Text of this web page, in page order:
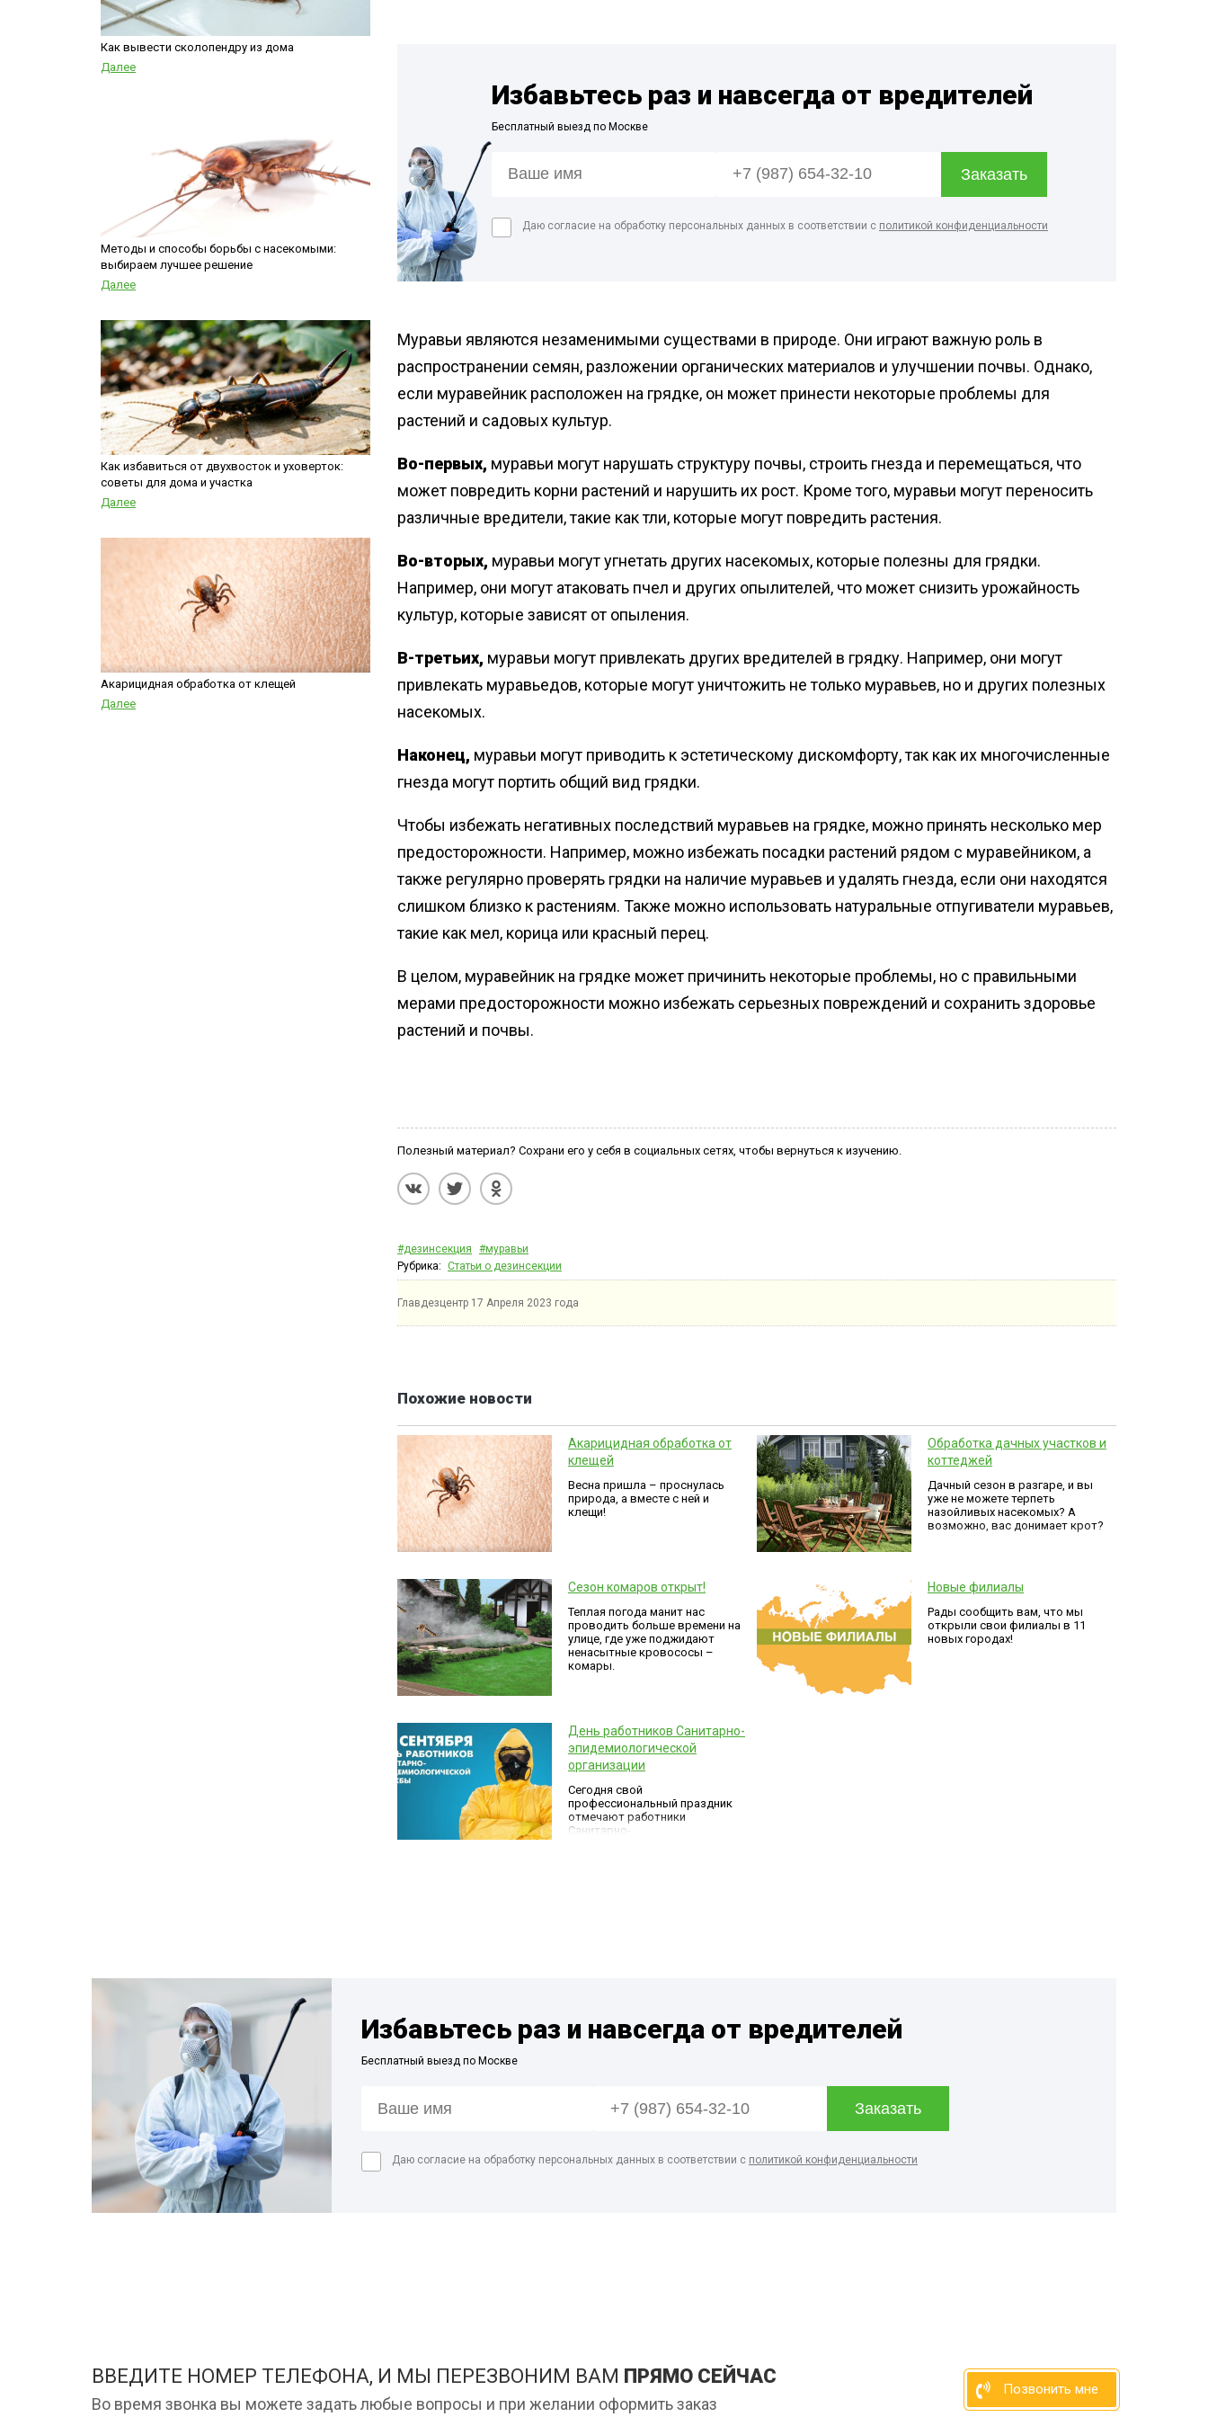
Медведка
Гербицидная обработка Борщевик
Дезинсекция помещений
Чешуйницы
Многоквартирный дом
Паук
Дезинфекция продуктовых
Как вывести сколопендру из дома
Далее
Методы и способы борьбы с насекомыми:
выбираем лучшее решение
Далее
Как избавиться от двухвосток и уховерток:
советы для дома и участка
Далее
Акарицидная обработка от клещей
Далее
Избавьтесь раз и навсегда от вредителей
Бесплатный выезд по Москве
Даю согласие на обработку персональных данных в соответствии с политикой конфиденциальности
Муравьи являются незаменимыми существами в природе. Они играют важную роль в
распространении семян, разложении органических материалов и улучшении почвы. Однако,
если муравейник расположен на грядке, он может принести некоторые проблемы для
растений и садовых культур.
Во-первых, муравьи могут нарушать структуру почвы, строить гнезда и перемещаться, что
может повредить корни растений и нарушить их рост. Кроме того, муравьи могут переносить
различные вредители, такие как тли, которые могут повредить растения.
Во-вторых, муравьи могут угнетать других насекомых, которые полезны для грядки.
Например, они могут атаковать пчел и других опылителей, что может снизить урожайность
культур, которые зависят от опыления.
В-третьих, муравьи могут привлекать других вредителей в грядку. Например, они могут
привлекать муравьедов, которые могут уничтожить не только муравьев, но и других полезных
насекомых.
Наконец, муравьи могут приводить к эстетическому дискомфорту, так как их многочисленные
гнезда могут портить общий вид грядки.
Чтобы избежать негативных последствий муравьев на грядке, можно принять несколько мер
предосторожности. Например, можно избежать посадки растений рядом с муравейником, а
также регулярно проверять грядки на наличие муравьев и удалять гнезда, если они находятся
слишком близко к растениям. Также можно использовать натуральные отпугиватели муравьев,
такие как мел, корица или красный перец.
В целом, муравейник на грядке может причинить некоторые проблемы, но с правильными
мерами предосторожности можно избежать серьезных повреждений и сохранить здоровье
растений и почвы.
Полезный материал? Сохрани его у себя в социальных сетях, чтобы вернуться к изучению.
#дезинсекция
#муравьи
Рубрика: Статьи о дезинсекции
Главдезцентр 17 Апреля 2023 года
Похожие новости
Акарицидная обработка от
клещей
Весна пришла – проснулась
природа, а вместе с ней и
клещи!
Обработка дачных участков и
коттеджей
Дачный сезон в разгаре, и вы
уже не можете терпеть
назойливых насекомых? А
возможно, вас донимает крот?
Сезон комаров открыт!
Теплая погода манит нас
проводить больше времени на
улице, где уже поджидают
ненасытные кровососы –
комары.
Новые филиалы
Рады сообщить вам, что мы
открыли свои филиалы в 11
новых городах!
День работников Санитарно-
эпидемиологической
организации
Сегодня свой
профессиональный праздник
отмечают работники
Санитарно-
Избавьтесь раз и навсегда от вредителей
Бесплатный выезд по Москве
Даю согласие на обработку персональных данных в соответствии с политикой конфиденциальности
ВВЕДИТЕ НОМЕР ТЕЛЕФОНА, И МЫ ПЕРЕЗВОНИМ ВАМ ПРЯМО СЕЙЧАС
Во время звонка вы можете задать любые вопросы и при желании оформить заказ
Позвонить мне